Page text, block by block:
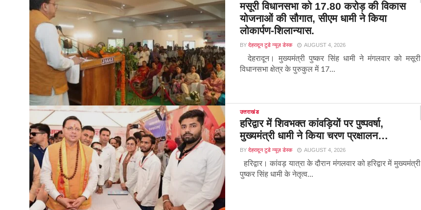
मसूरी विधानसभा को 17.80 करोड़ की विकास
योजनाओं की सौगात, सीएम धामी ने किया
लोकार्पण-शिलान्यास.
BY देहरादून टुडे न्यूज़ डेस्क AUGUST 4, 2026
देहरादून। मुख्यमंत्री पुष्कर सिंह धामी ने मंगलवार को मसूरी
विधानसभा क्षेत्र के पुरुकुल में 17...
उत्तराखंड
हरिद्वार में शिवभक्त कांवड़ियों पर पुष्पवर्षा,
मुख्यमंत्री धामी ने किया चरण प्रक्षालन…
BY देहरादून टुडे न्यूज़ डेस्क AUGUST 4, 2026
हरिद्वार। कांवड़ यात्रा के दौरान मंगलवार को हरिद्वार में मुख्यमंत्री
पुष्कर सिंह धामी के नेतृत्व...